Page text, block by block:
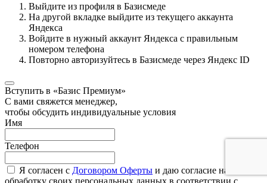
Выйдите из профиля в Базисмеде
На другой вкладке выйдите из текущего аккаунта
Яндекса
Войдите в нужный аккаунт Яндекса с правильным
номером телефона
Повторно авторизуйтесь в Базисмеде через Яндекс ID
Вступить в «Базис Премиум»
С вами свяжется менеджер,
чтобы обсудить индивидуальные условия
Имя
Телефон
Я согласен с Договором Оферты и даю согласие на
обработку своих персональных данных в соответствии с